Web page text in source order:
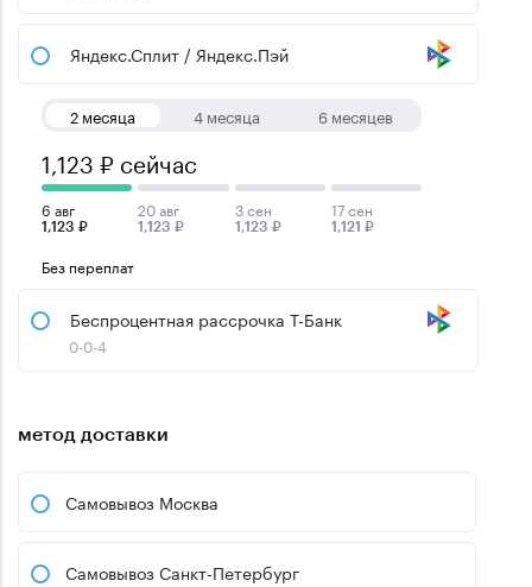
Яндекс.Сплит / Яндекс.Пэй
2 месяца 4 месяца 6 месяцев
1,123 ₽ сейчас
6 авг
1,123 ₽
20 авг
1,123 ₽
3 сен
1,123 ₽
17 сен
1,121 ₽
Без переплат
Беспроцентная рассрочка Т-Банк
0-0-4
метод доставки
Самовывоз Москва
Самовывоз Санкт-Петербург